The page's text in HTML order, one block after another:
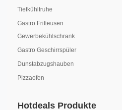
Tiefkühltruhe
Gastro Fritteusen
Gewerbekühlschrank
Gastro Geschirrspüler
Dunstabzugshauben
Pizzaofen
Hotdeals Produkte